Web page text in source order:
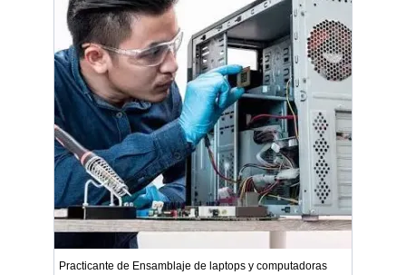
Practicante de Ensamblaje de laptops y computadoras